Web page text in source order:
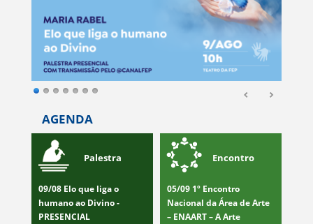
AGENDA
Palestra
09/08 Elo que liga o
humano ao Divino -
PRESENCIAL
Encontro
05/09 1º Encontro
Nacional da Área de Arte
– ENAART – A Arte